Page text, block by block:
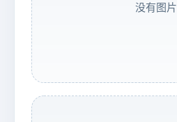
没有图片